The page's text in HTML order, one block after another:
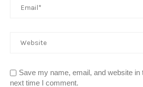
Save my name, email, and website in
next time I comment.